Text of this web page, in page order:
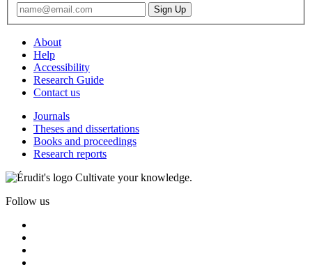
About
Help
Accessibility
Research Guide
Contact us
Journals
Theses and dissertations
Books and proceedings
Research reports
Cultivate your knowledge.
Follow us